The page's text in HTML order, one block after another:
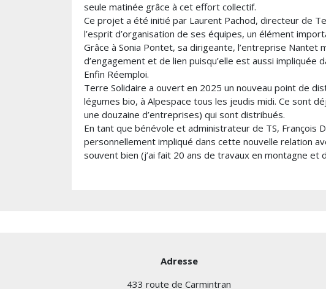
seule matinée grâce à cet effort collectif.
Ce projet a été initié par Laurent Pachod, directeur de
l’esprit d’organisation de ses équipes, un élément
Grâce à Sonia Pontet, sa dirigeante, l’entreprise Nantet
d’engagement et de lien puisqu’elle est aussi impliquée
Enfin Réemploi.
Terre Solidaire a ouvert en 2025 un nouveau point de
légumes bio, à Alpespace tous les jeudis midi. Ce sont
une douzaine d’entreprises) qui sont distribués.
En tant que bénévole et administrateur de TS, François
personnellement impliqué dans cette nouvelle relation
souvent bien (j’ai fait 20 ans de travaux en montagne et
Adresse
433 route de Carmintran